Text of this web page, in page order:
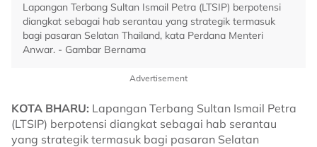
Lapangan Terbang Sultan Ismail Petra (LTSIP) berpotensi
diangkat sebagai hab serantau yang strategik termasuk
bagi pasaran Selatan Thailand, kata Perdana Menteri
Anwar. - Gambar Bernama
Advertisement
KOTA BHARU: Lapangan Terbang Sultan Ismail Petra
(LTSIP) berpotensi diangkat sebagai hab serantau
yang strategik termasuk bagi pasaran Selatan